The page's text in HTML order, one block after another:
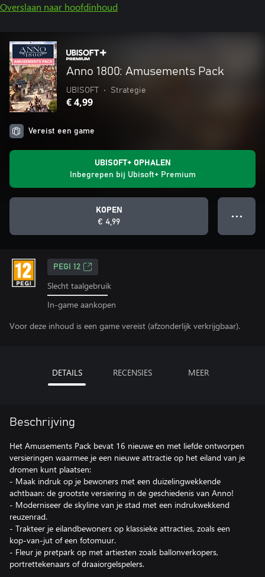
Overslaan naar hoofdinhoud
Anno 1800: Amusements Pack
UBISOFT • Strategie
€ 4,99
Vereist een game
UBISOFT+ OPHALEN
Inbegrepen bij Ubisoft+ Premium
KOPEN
€ 4,99
● ● ●
PEGI 12
Slecht taalgebruik
In-game aankopen
Voor deze inhoud is een game vereist (afzonderlijk verkrijgbaar).
DETAILS RECENSIES MEER
Beschrijving
Het Amusements Pack bevat 16 nieuwe en met liefde ontworpen
versieringen waarmee je een nieuwe attractie op het eiland van je
dromen kunt plaatsen:
- Maak indruk op je bewoners met een duizelingwekkende
achtbaan: de grootste versiering in de geschiedenis van Anno!
- Moderniseer de skyline van je stad met een indrukwekkend
reuzenrad.
- Trakteer je eilandbewoners op klassieke attracties, zoals een
kop-van-jut of een fotomuur.
- Fleur je pretpark op met artiesten zoals ballonverkopers,
portrettekenaars of draaiorgelspelers.